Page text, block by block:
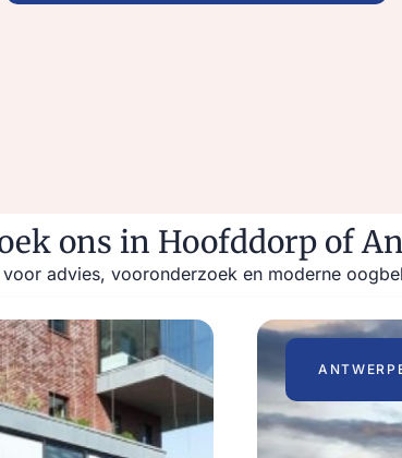
ons in Hoofddorp of
advies, vooronderzoek en moderne